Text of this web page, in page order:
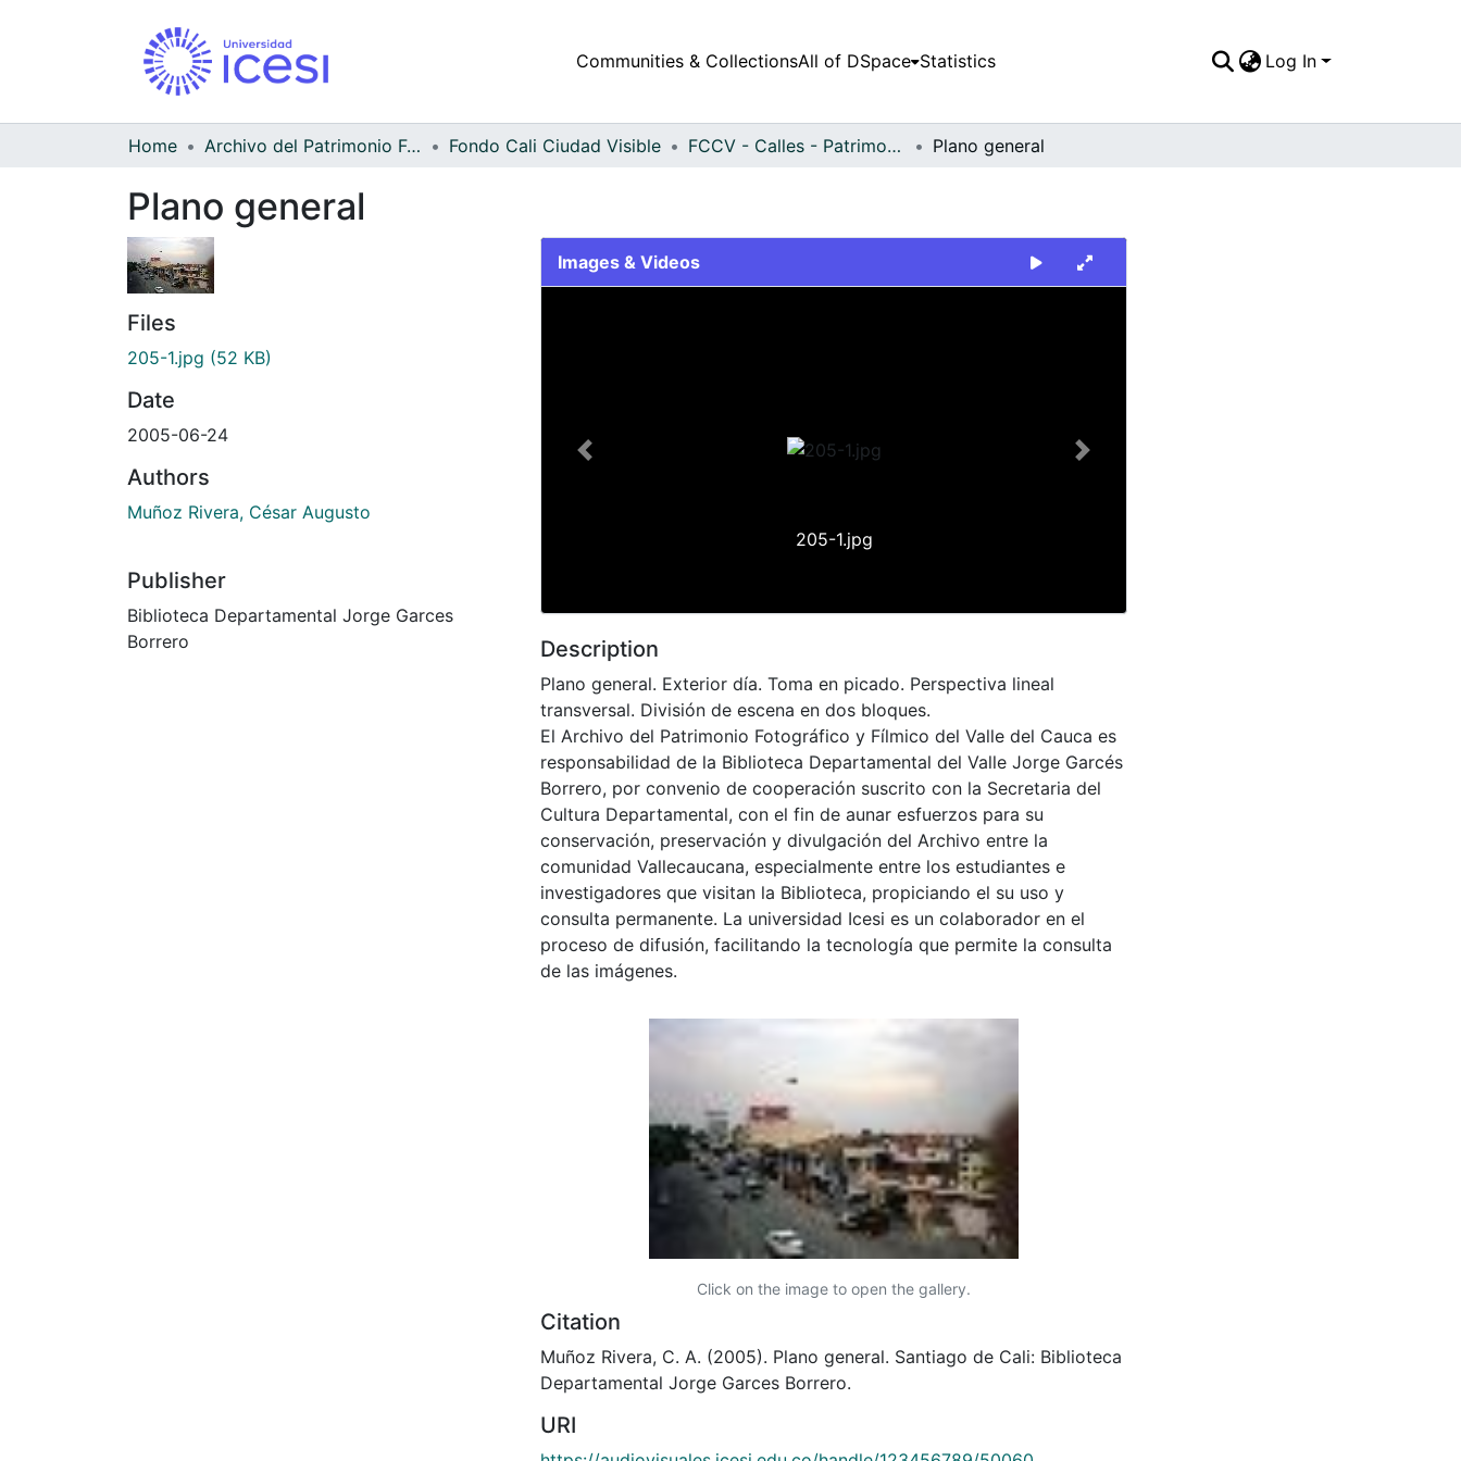
Communities & CollectionsAll of DSpace Statistics Log In
Home Archivo del Patrimonio Fotográfico y Fílmico del Valle del Cauca Fondo Cali Ciudad Visible FCCV - Calles - Patrimonial Plano general
Plano general
Files
205-1.jpg (52 KB)
Date
2005-06-24
Authors
Muñoz Rivera, César Augusto
Publisher
Biblioteca Departamental Jorge Garces
Borrero
Images & Videos
205-1.jpg
Previous Next
Description
Plano general. Exterior día. Toma en picado. Perspectiva lineal
transversal. División de escena en dos bloques.
El Archivo del Patrimonio Fotográfico y Fílmico del Valle del Cauca es
responsabilidad de la Biblioteca Departamental del Valle Jorge Garcés
Borrero, por convenio de cooperación suscrito con la Secretaria del
Cultura Departamental, con el fin de aunar esfuerzos para su
conservación, preservación y divulgación del Archivo entre la
comunidad Vallecaucana, especialmente entre los estudiantes e
investigadores que visitan la Biblioteca, propiciando el su uso y
consulta permanente. La universidad Icesi es un colaborador en el
proceso de difusión, facilitando la tecnología que permite la consulta
de las imágenes.
Click on the image to open the gallery.
Citation
Muñoz Rivera, C. A. (2005). Plano general. Santiago de Cali: Biblioteca
Departamental Jorge Garces Borrero.
URI